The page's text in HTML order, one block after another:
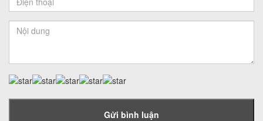
Gửi bình luận